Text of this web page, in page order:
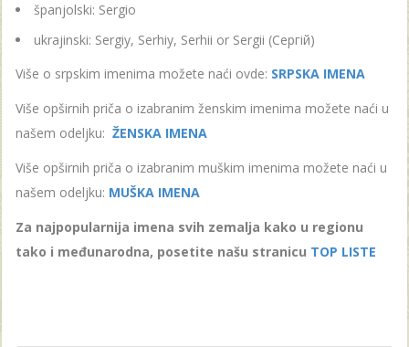
španjolski: Sergio
ukrajinski: Sergiy, Serhiy, Serhii or Sergii (Сергiй)
Više o srpskim imenima možete naći ovde: SRPSKA IMENA
Više opširnih priča o izabranim ženskim imenima možete naći u
našem odeljku: ŽENSKA IMENA
Više opširnih priča o izabranim muškim imenima možete naći u
našem odeljku: MUŠKA IMENA
Za najpopularnija imena svih zemalja kako u regionu
tako i međunarodna, posetite našu stranicu TOP LISTE